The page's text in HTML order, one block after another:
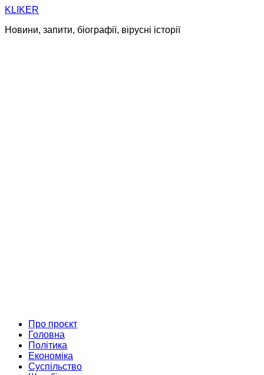
Skip
content
KLIKER
Новини, запити, біографії, вірусні історії
Про проєкт
Головна
Політика
Економіка
Суспільство